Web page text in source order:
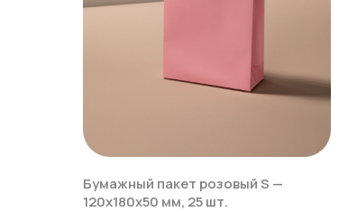
Бумажный пакет розовый S —
120х180х50 мм, 25 шт.